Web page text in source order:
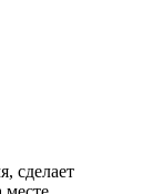
сделает